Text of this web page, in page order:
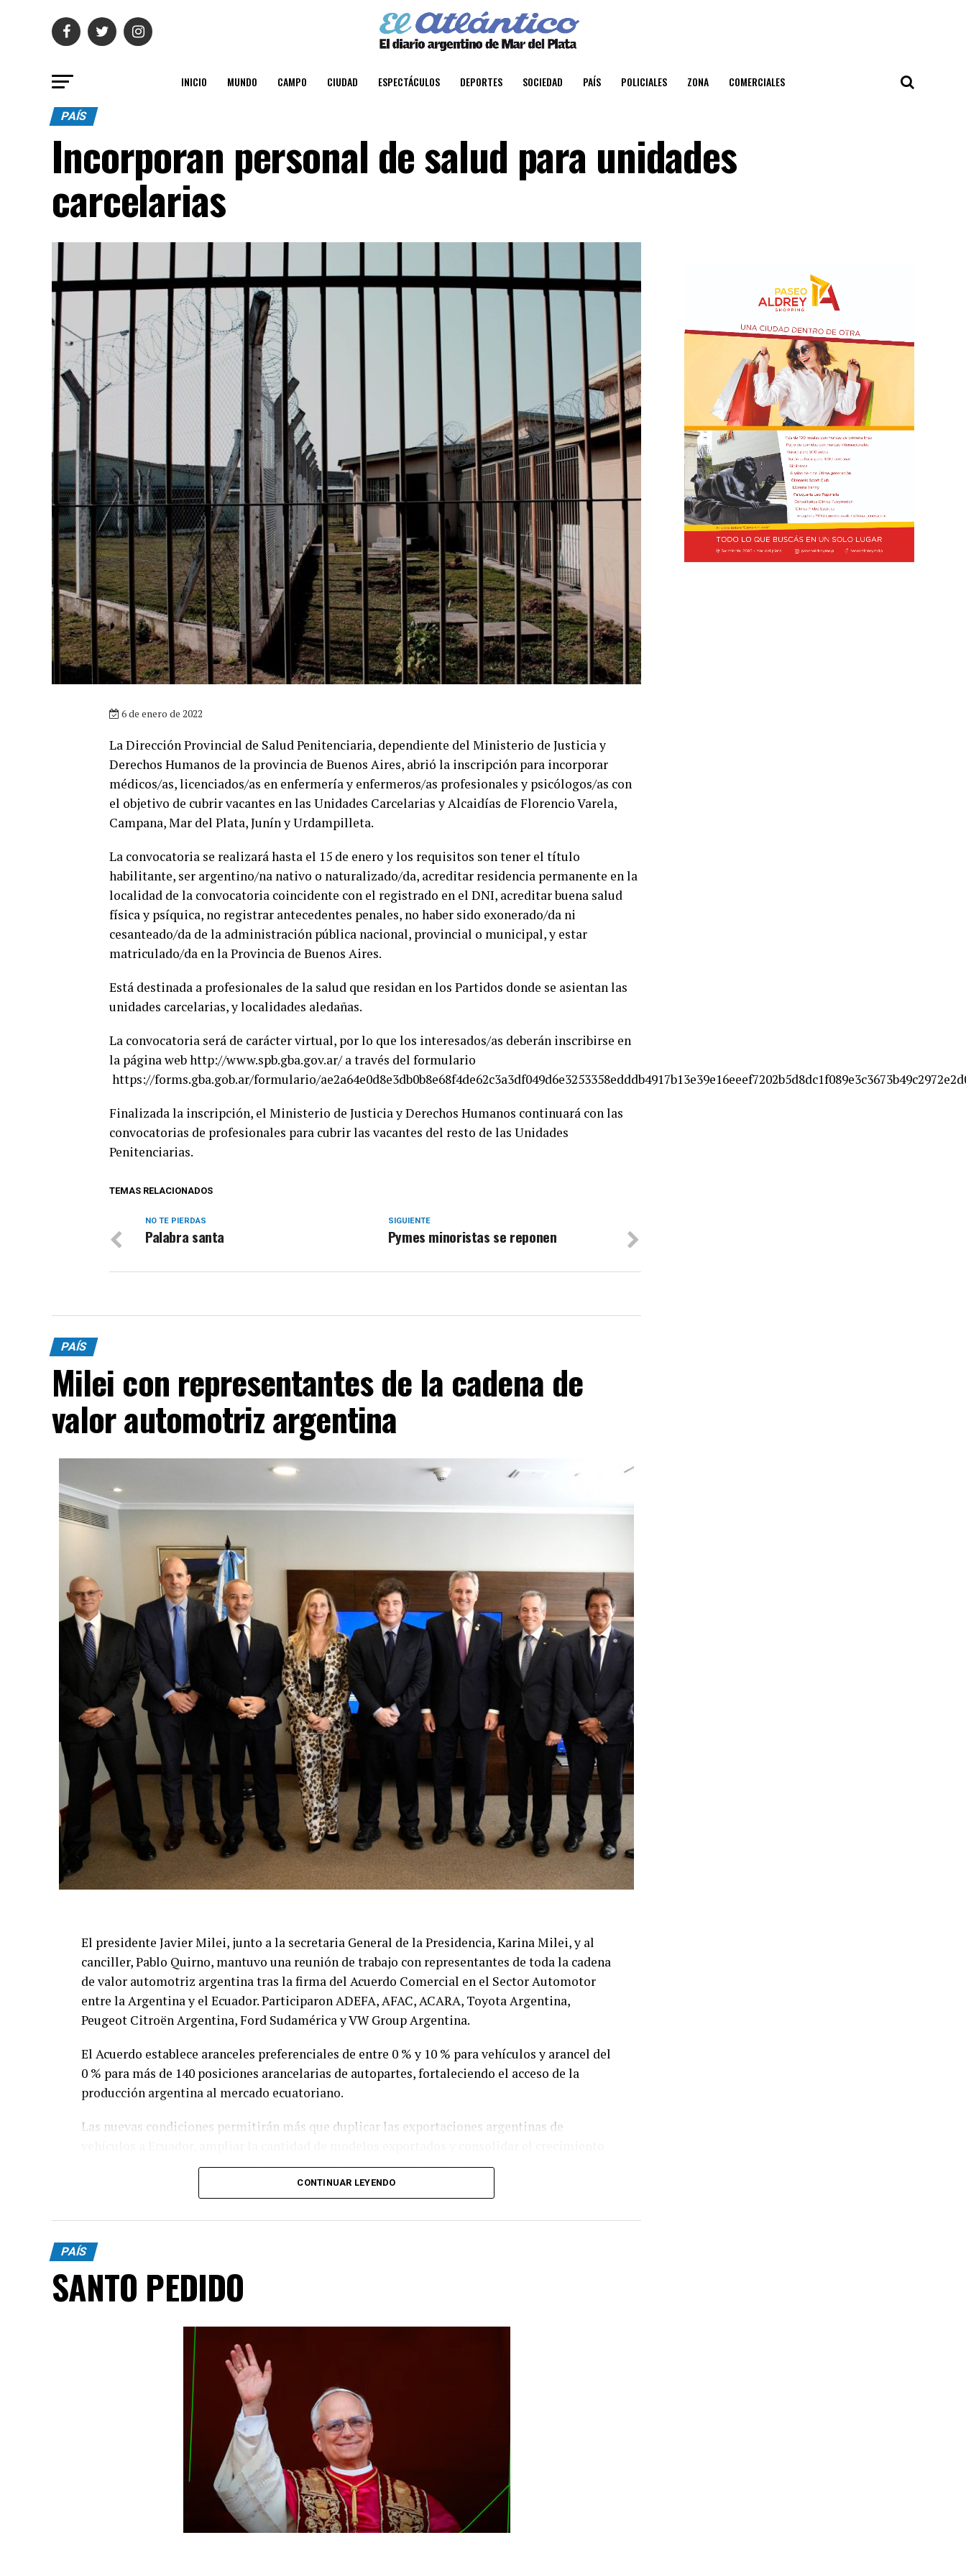
INICIO MUNDO CAMPO CIUDAD ESPECTÁCULOS DEPORTES SOCIEDAD PAÍS POLICIALES ZONA COMERCIALES
PAÍS
Incorporan personal de salud para unidades
carcelarias
6 de enero de 2022
La Dirección Provincial de Salud Penitenciaria, dependiente del Ministerio de Justicia y
Derechos Humanos de la provincia de Buenos Aires, abrió la inscripción para incorporar
médicos/as, licenciados/as en enfermería y enfermeros/as profesionales y psicólogos/as con
el objetivo de cubrir vacantes en las Unidades Carcelarias y Alcaidías de Florencio Varela,
Campana, Mar del Plata, Junín y Urdampilleta.
La convocatoria se realizará hasta el 15 de enero y los requisitos son tener el título
habilitante, ser argentino/na nativo o naturalizado/da, acreditar residencia permanente en la
localidad de la convocatoria coincidente con el registrado en el DNI, acreditar buena salud
física y psíquica, no registrar antecedentes penales, no haber sido exonerado/da ni
cesanteado/da de la administración pública nacional, provincial o municipal, y estar
matriculado/da en la Provincia de Buenos Aires.
Está destinada a profesionales de la salud que residan en los Partidos donde se asientan las
unidades carcelarias, y localidades aledañas.
La convocatoria será de carácter virtual, por lo que los interesados/as deberán inscribirse en
la página web http://www.spb.gba.gov.ar/ a través del formulario
https://forms.gba.gob.ar/formulario/
Finalizada la inscripción, el Ministerio de Justicia y Derechos Humanos continuará con las
convocatorias de profesionales para cubrir las vacantes del resto de las Unidades
Penitenciarias.
TEMAS RELACIONADOS
SIGUIENTE
Pymes minoristas se reponen
NO TE PIERDAS
Palabra santa
PAÍS
Milei con representantes de la cadena de
valor automotriz argentina
El presidente Javier Milei, junto a la secretaria General de la Presidencia, Karina Milei, y al
canciller, Pablo Quirno, mantuvo una reunión de trabajo con representantes de toda la cadena
de valor automotriz argentina tras la firma del Acuerdo Comercial en el Sector Automotor
entre la Argentina y el Ecuador. Participaron ADEFA, AFAC, ACARA, Toyota Argentina,
Peugeot Citroën Argentina, Ford Sudamérica y VW Group Argentina.
El Acuerdo establece aranceles preferenciales de entre 0 % y 10 % para vehículos y arancel del
0 % para más de 140 posiciones arancelarias de autopartes, fortaleciendo el acceso de la
producción argentina al mercado ecuatoriano.
Las nuevas condiciones permitirán más que duplicar las exportaciones argentinas de
de uno de los principales complejos industriales y exportadores del país.
CONTINUAR LEYENDO
PAÍS
SANTO PEDIDO